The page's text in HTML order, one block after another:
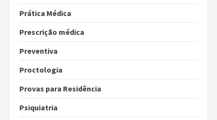
Prática Médica
Prescrição médica
Preventiva
Proctologia
Provas para Residência
Psiquiatria